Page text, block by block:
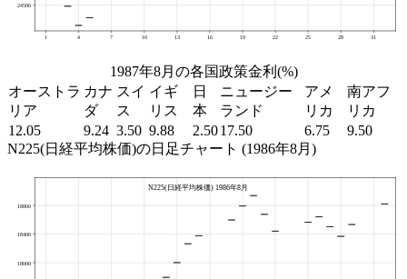
1987年8月の各国政策金利(%)
オーストラ
リア
カナ
ダ
スイ
ス
イギ
リス
日
本
ニュージー
ランド
アメ
リカ
南アフ
リカ
12.05
9.24 3.50 9.88 2.5017.50 6.75
9.50
N225(日経平均株価)の日足チャート (1986年8月)